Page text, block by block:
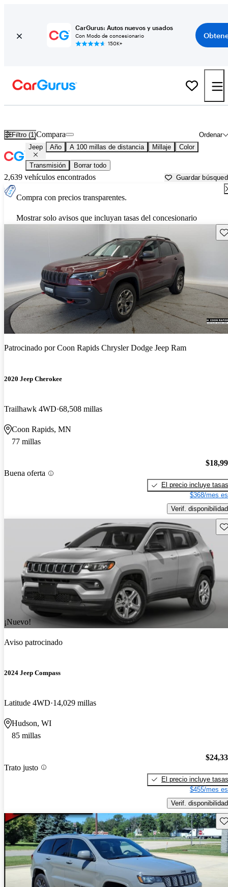
CarGurus: Autos nuevos y usados
Con Modo de concesionario
150K+
Filtro (1) Ordenar
Compara
Jeep Año A 100 millas de distancia Millaje Color
Transmisión Borrar todo
2,639 vehículos encontrados Guardar
Compra con precios transparentes.
Mostrar solo avisos que incluyan tasas del concesionario
Patrocinado porCoon Rapids Chrysler Dodge Jeep Ram
2020 Jeep Cherokee
Trailhawk 4WD 68,508 millas
Coon Rapids, MN
77 millas
Buena oferta
El precio incluye tasas
$368/mes
Verif. disponibilidad
¡Nuevo!
Aviso patrocinado
2024 Jeep Compass
Latitude 4WD 14,029 millas
Hudson, WI
85 millas
Trato justo
El precio incluye tasas
$455/mes
Verif. disponibilidad